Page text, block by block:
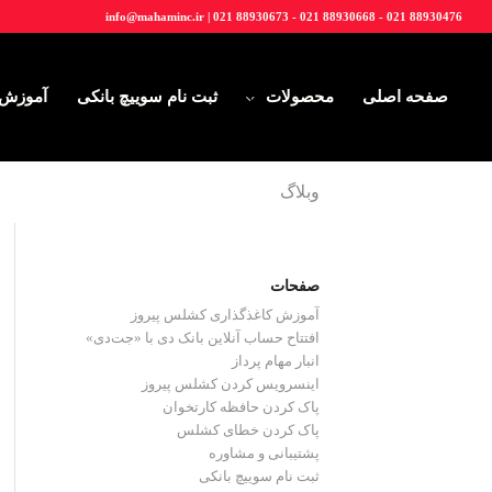
info@mahaminc.ir | 021 88930673 - 021 88930668 - 021 88930476
صفحه اصلی محصولات ثبت نام سوییچ بانکی آموزش
وبلاگ
صفحات
آموزش کاغذگذاری کشلس پیروز
افتتاح حساب آنلاین بانک دی با «جت‌دی»
انبار مهام پرداز
اینسرویس کردن کشلس پیروز
پاک کردن حافظه کارتخوان
پاک کردن خطای کشلس
پشتیبانی و مشاوره
ثبت نام سوییچ بانکی